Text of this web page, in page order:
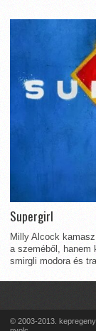
Supergirl
Milly Alcock
a szeméből, hanem
smirgli modora és
© 2003-2013.